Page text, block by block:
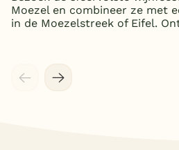
Moezel en combineer ze met
in de Moezelstreek of Eifel.